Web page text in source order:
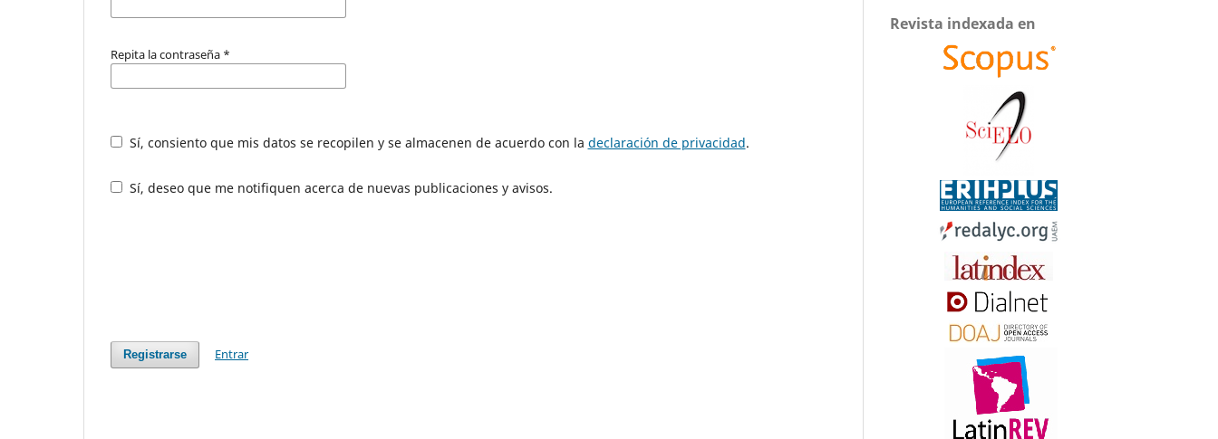
Repita la contraseña *
Sí, consiento que mis datos se recopilen y se almacenen de acuerdo con la declaración de privacidad.
Sí, deseo que me notifiquen acerca de nuevas publicaciones y avisos.
Registrarse Entrar
Revista indexada en